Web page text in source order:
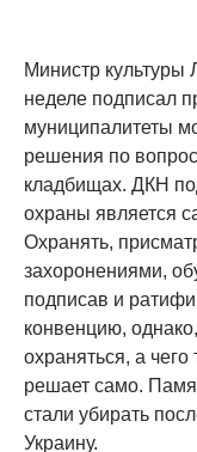
Министр
неделе подписал
муниципалитеты
решения по
кладбищах. ДКН
охраны является
Охранять,
захоронениями,
подписав и
конвенцию,
охраняться, а
решает само.
стали убирать
Украину.